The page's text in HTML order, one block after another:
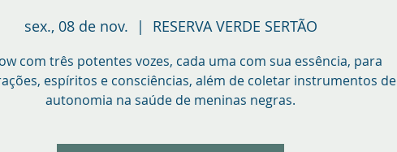
sex., 08 de nov.
  |
RESERVA VERDE SERTÃO
com três potentes vozes, cada uma com sua essência, para
espíritos e consciências, além de coletar instrumentos de
autonomia na saúde de meninas negras.